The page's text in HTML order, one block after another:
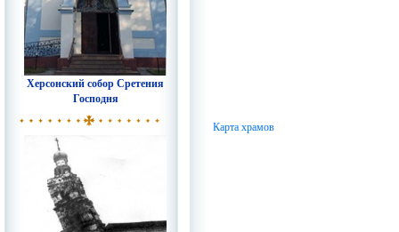
Херсонский собор Сретения
Господня
Карта храмов